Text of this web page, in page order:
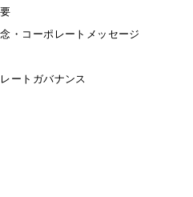
・コーポレートメッセージ
ートガバナンス